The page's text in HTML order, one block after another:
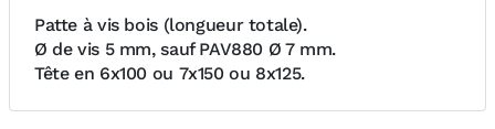
Patte à vis bois (longueur totale).
Ø de vis 5 mm, sauf PAV880 Ø 7 mm.
Tête en 6x100 ou 7x150 ou 8x125.